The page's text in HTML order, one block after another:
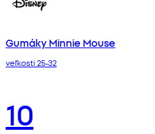
Gumáky Minnie Mouse
veľkosti 25-32
10